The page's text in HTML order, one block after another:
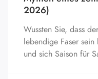
2026)
Wussten Sie, dass
lebendige Faser
und sich Saison für